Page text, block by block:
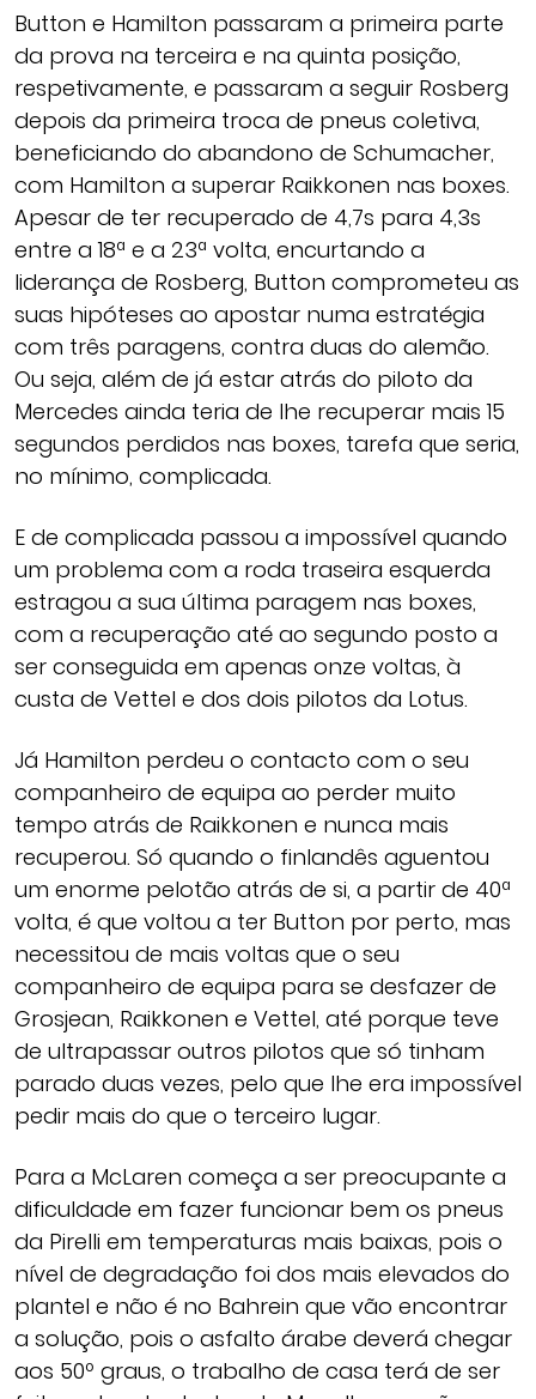
Button e Hamilton passaram a primeira parte
da prova na terceira e na quinta posição,
respetivamente, e passaram a seguir Rosberg
depois da primeira troca de pneus coletiva,
beneficiando do abandono de Schumacher,
com Hamilton a superar Raikkonen nas boxes.
Apesar de ter recuperado de 4,7s para 4,3s
entre a 18ª e a 23ª volta, encurtando a
liderança de Rosberg, Button comprometeu as
suas hipóteses ao apostar numa estratégia
com três paragens, contra duas do alemão.
Ou seja, além de já estar atrás do piloto da
Mercedes ainda teria de lhe recuperar mais 15
segundos perdidos nas boxes, tarefa que seria,
no mínimo, complicada.
E de complicada passou a impossível quando
um problema com a roda traseira esquerda
estragou a sua última paragem nas boxes,
com a recuperação até ao segundo posto a
ser conseguida em apenas onze voltas, à
custa de Vettel e dos dois pilotos da Lotus.
Já Hamilton perdeu o contacto com o seu
companheiro de equipa ao perder muito
tempo atrás de Raikkonen e nunca mais
recuperou. Só quando o finlandês aguentou
um enorme pelotão atrás de si, a partir de 40ª
volta, é que voltou a ter Button por perto, mas
necessitou de mais voltas que o seu
companheiro de equipa para se desfazer de
Grosjean, Raikkonen e Vettel, até porque teve
de ultrapassar outros pilotos que só tinham
parado duas vezes, pelo que lhe era impossível
pedir mais do que o terceiro lugar.
Para a McLaren começa a ser preocupante a
dificuldade em fazer funcionar bem os pneus
da Pirelli em temperaturas mais baixas, pois o
nível de degradação foi dos mais elevados do
plantel e não é no Bahrein que vão encontrar
a solução, pois o asfalto árabe deverá chegar
aos 50º graus, o trabalho de casa terá de ser